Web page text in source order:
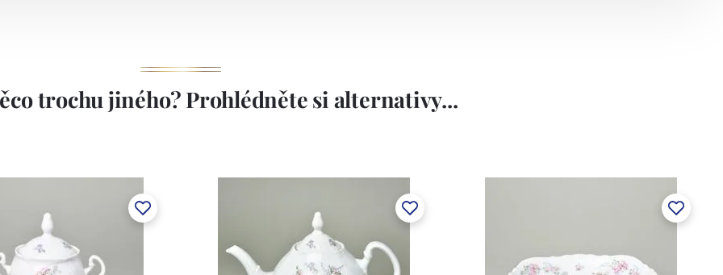
zařízení. Závod je vybaven zařízením na výrobu
a vtavnou dekorační pecí. Závod je schopen
technik.
LC a Thun Hotel & Restaurant.
trochu jiného? Prohlédněte si alternativy...